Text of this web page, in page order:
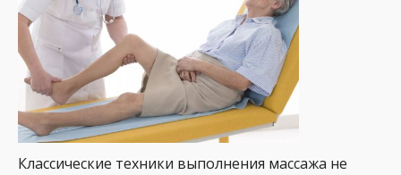
Классические техники выполнения массажа не